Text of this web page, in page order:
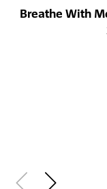
Breathe With
Öffnet die